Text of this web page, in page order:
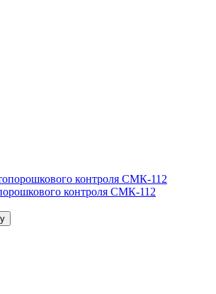
контроля СМК-112